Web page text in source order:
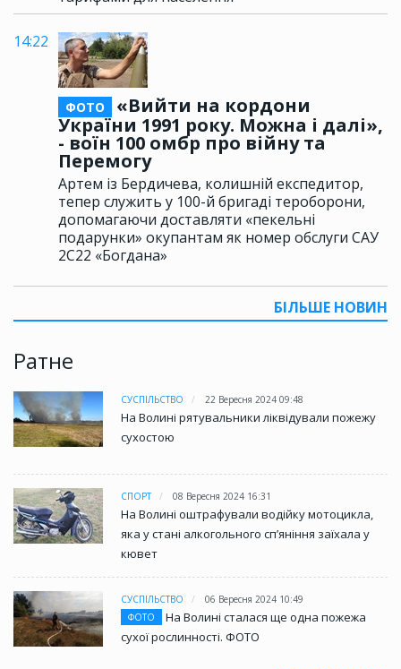
14:22
ФОТО
«Вийти на кордони
України 1991 року. Можна і далі»,
- воїн 100 омбр про війну та
Перемогу
Артем із Бердичева, колишній експедитор,
тепер служить у 100-й бригаді тероборони,
допомагаючи доставляти «пекельні
подарунки» окупантам як номер обслуги САУ
2С22 «Богдана»
БІЛЬШЕ НОВИН
Ратне
СУСПІЛЬСТВО 22 Вересня 2024 09:48
На Волині рятувальники ліквідували пожежу
сухостою
СПОРТ 08 Вересня 2024 16:31
На Волині оштрафували водійку мотоцикла,
яка у стані алкогольного сп’яніння заїхала у
кювет
СУСПІЛЬСТВО
06 Вересня 2024 10:49
ФОТО
На Волині сталася ще одна пожежа
сухої рослинності. ФОТО